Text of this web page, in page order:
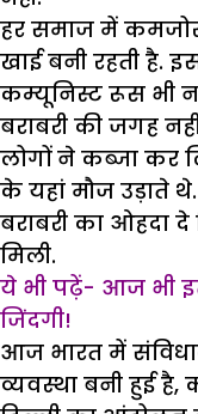
हर समाज में कमजोर
खाई बनी रहती है.
कम्यूनिस्ट रूस भी
बराबरी की जगह
लोगों ने कब्जा कर
के यहां मौज उड़ाते
बराबरी का ओहदा दे
मिली.
ये भी पढ़ें- आज भी
जिंदगी!
आज भारत में
व्यवस्था बनी हुई